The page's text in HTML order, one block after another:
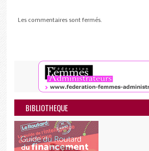
Les commentaires sont fermés.
BIBLIOTHEQUE